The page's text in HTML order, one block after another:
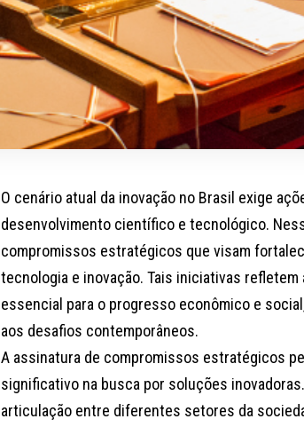
O cenário atual da inovação no Brasil exige
desenvolvimento científico e tecnológico.
compromissos estratégicos que visam
tecnologia e inovação. Tais iniciativas refletem
essencial para o progresso econômico e
aos desafios contemporâneos.
A assinatura de compromissos estratégicos
significativo na busca por soluções
articulação entre diferentes setores da